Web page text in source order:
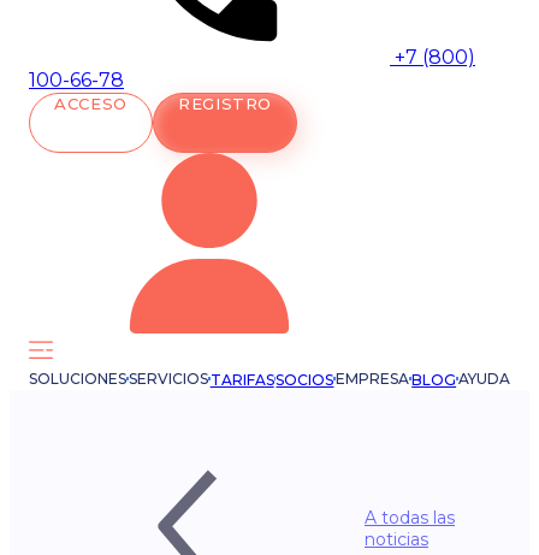
+7 (800)
100-66-78
ACCESO REGISTRO
SOLUCIONESSERVICIOSTARIFASSOCIOSEMPRESABLOGAYUDA
A todas las
noticias